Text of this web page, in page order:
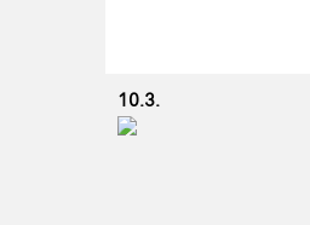
10.3.